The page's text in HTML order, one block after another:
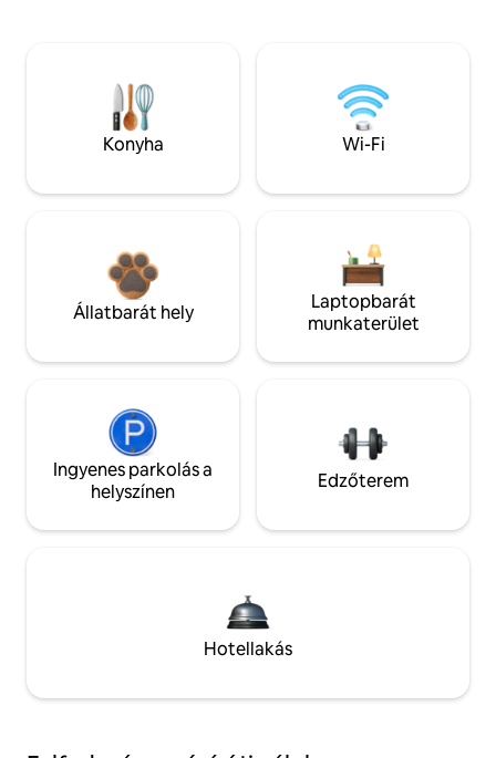
Konyha Wi-Fi
Állatbarát hely
Laptopbarát
munkaterület
Ingyenes parkolás a
helyszínen
Edzőterem
Hotellakás